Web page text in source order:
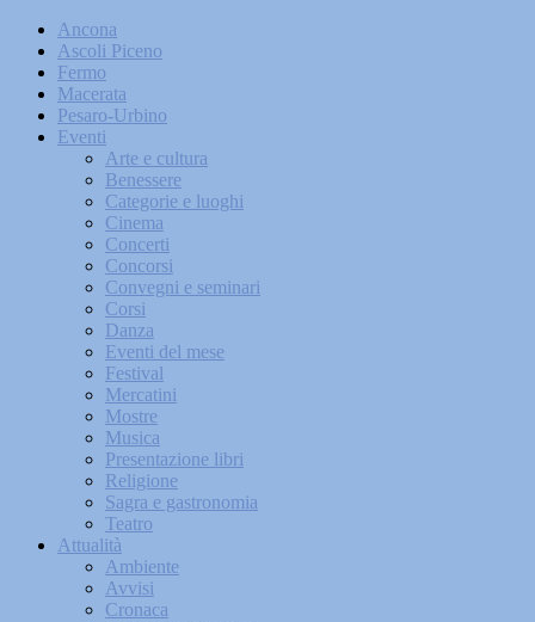
Ancona
Ascoli Piceno
Fermo
Macerata
Pesaro-Urbino
Eventi
Arte e cultura
Benessere
Categorie e luoghi
Cinema
Concerti
Concorsi
Convegni e seminari
Corsi
Danza
Eventi del mese
Festival
Mercatini
Mostre
Musica
Presentazione libri
Religione
Sagra e gastronomia
Teatro
Attualità
Ambiente
Avvisi
Cronaca